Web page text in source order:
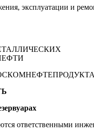
эксплуата­ции и
ответственными